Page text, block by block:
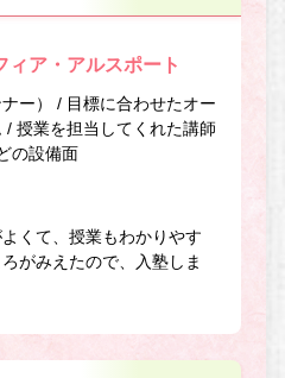
ィア・アルスポート
ー） / 目標に合わせたオー
/ 授業を担当してくれた講師
の設備面
くて、授業もわかりやす
がみえたので、入塾しま